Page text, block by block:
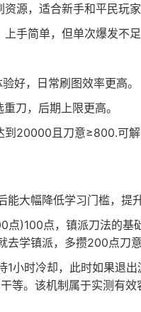
，适合新手和平民玩家
简单，但单次爆发不足
，日常刷图效率更高。
刀，后期上限更高。
20000且刀意≥800.可解
大幅降低学习门槛，提升
)100点，镇派刀法的基
学镇派，多攒200点刀
时冷却，此时如果退出
等。该机制属于实测有